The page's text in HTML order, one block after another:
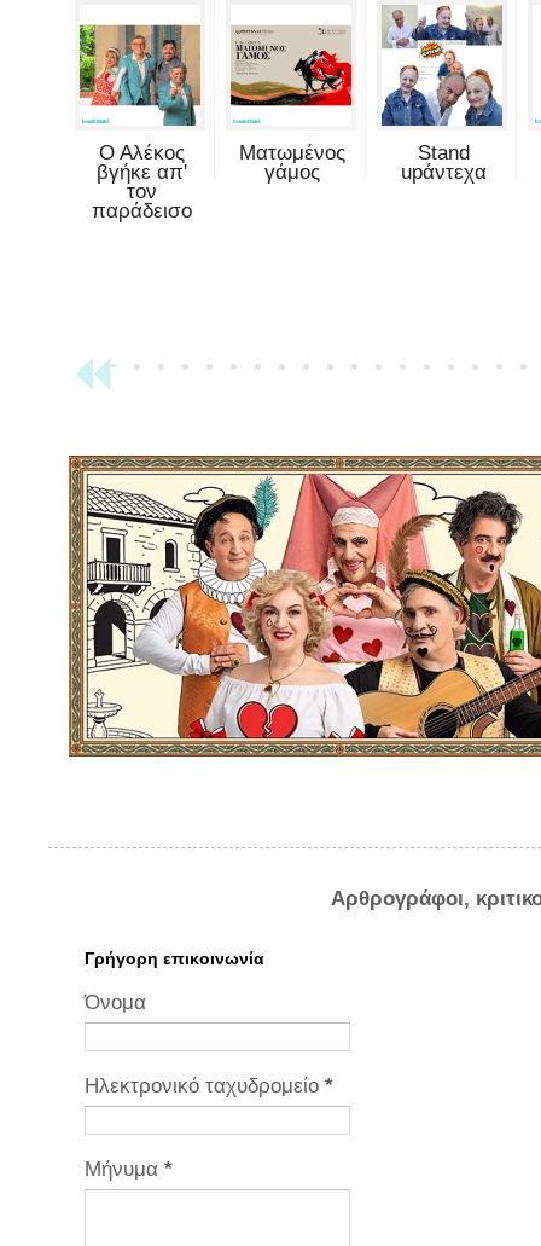
Ο Αλέκος
βγήκε απ'
τον
παράδεισο
Ματωμένος
γάμος
Stand
upάντεχα
Αρθρογράφοι,
Γρήγορη επικοινωνία
Όνομα
Ηλεκτρονικό ταχυδρομείο *
Μήνυμα *